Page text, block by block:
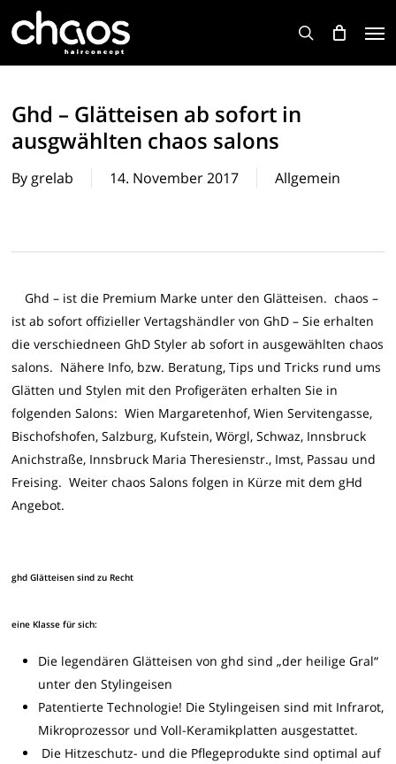
search
Ghd – Glätteisen ab sofort in
ausgwählten chaos salons
By grelab 14. November 2017 Allgemein
Ghd – ist die Premium Marke unter den Glätteisen. chaos –
ist ab sofort offizieller Vertagshändler von GhD – Sie erhalten
die verschiedneen GhD Styler ab sofort in ausgewählten chaos
salons. Nähere Info, bzw. Beratung, Tips und Tricks rund ums
Glätten und Stylen mit den Profigeräten erhalten Sie in
folgenden Salons: Wien Margaretenhof, Wien Servitengasse,
Bischofshofen, Salzburg, Kufstein, Wörgl, Schwaz, Innsbruck
Anichstraße, Innsbruck Maria Theresienstr., Imst, Passau und
Freising. Weiter chaos Salons folgen in Kürze mit dem gHd
Angebot.
ghd Glätteisen sind zu Recht
eine Klasse für sich:
Die legendären Glätteisen von ghd sind „der heilige Gral“
unter den Stylingeisen
Patentierte Technologie! Die Stylingeisen sind mit Infrarot,
Mikroprozessor und Voll-Keramikplatten ausgestattet.
Die Hitzeschutz- und die Pflegeprodukte sind optimal auf